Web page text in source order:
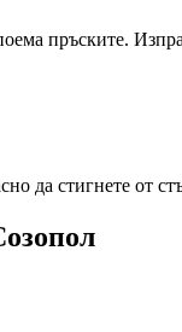
пръските.
да стигнете от